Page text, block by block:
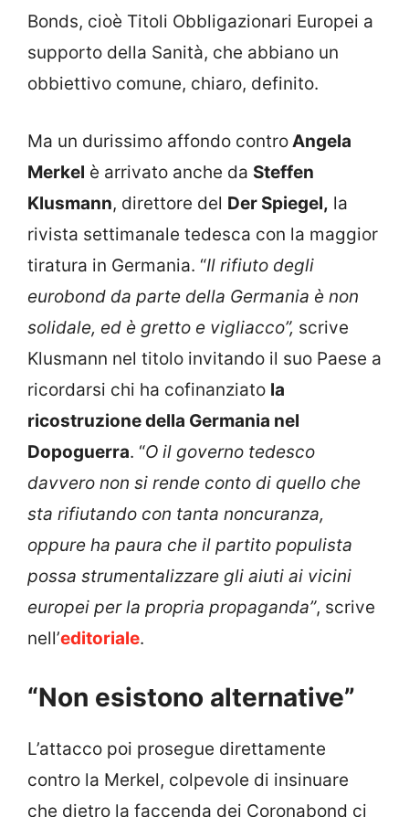
Bonds, cioè Titoli Obbligazionari Europei a
supporto della Sanità, che abbiano un
obbiettivo comune, chiaro, definito.
Ma un durissimo affondo controAngela
Merkel è arrivato anche da Steffen
Klusmann, direttore del Der Spiegel, la
rivista settimanale tedesca con la maggior
tiratura in Germania. “Il rifiuto degli
eurobond da parte della Germania è non
solidale, ed è gretto e vigliacco”, scrive
Klusmann nel titolo invitando il suo Paese a
ricordarsi chi ha cofinanziato la
ricostruzione della Germania nel
Dopoguerra. “O il governo tedesco
davvero non si rende conto di quello che
sta rifiutando con tanta noncuranza,
oppure ha paura che il partito populista
possa strumentalizzare gli aiuti ai vicini
europei per la propria propaganda”, scrive
nell’editoriale.
“Non esistono alternative”
L’attacco poi prosegue direttamente
contro la Merkel, colpevole di insinuare
che dietro la faccenda dei Coronabond ci